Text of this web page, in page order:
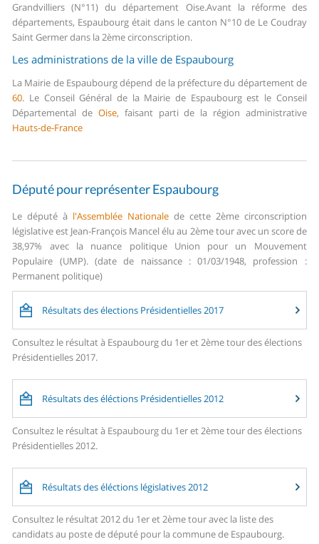
Grandvilliers (N°11) du département Oise.Avant la réforme des
départements, Espaubourg était dans le canton N°10 de Le Coudray
Saint Germer dans la 2ème circonscription.
Les administrations de la ville de Espaubourg
La Mairie de Espaubourg dépend de la préfecture du département de
60. Le Conseil Général de la Mairie de Espaubourg est le Conseil
Départemental de Oise, faisant parti de la région administrative
Hauts-de-France
Député pour représenter Espaubourg
Le député à l'Assemblée Nationale de cette 2ème circonscription
législative est Jean-François Mancel élu au 2ème tour avec un score de
38,97% avec la nuance politique Union pour un Mouvement
Populaire (UMP). (date de naissance : 01/03/1948, profession :
Permanent politique)
Résultats des élections Présidentielles 2017
Consultez le résultat à Espaubourg du 1er et 2ème tour des élections
Présidentielles 2017.
Résultats des éléctions Présidentielles 2012
Consultez le résultat à Espaubourg du 1er et 2ème tour des élections
Présidentielles 2012.
Résultats des éléctions législatives 2012
Consultez le résultat 2012 du 1er et 2ème tour avec la liste des
candidats au poste de député pour la commune de Espaubourg.